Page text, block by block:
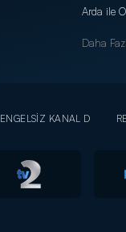
Arda ile
Daha
ENGELSİZ KANAL D